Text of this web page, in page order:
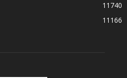
11740
11166